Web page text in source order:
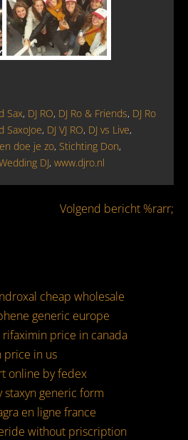
Sax, DJ RO, DJ Ro & Friends, DJ Ro
SaxoJoe, DJ VJ RO, DJ vs Live,
doe je zo, Stichting Don,
DJ, www.djro.nl
Volgend bericht %rarr;
cheap wholesale
generic europe
price in canada
price in us
online by fedex
staxyn generic form
en ligne france
without priscription